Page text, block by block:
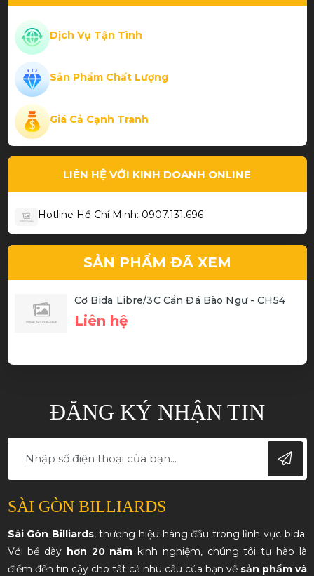
Phạm Thành Hiếu
Cơ bida chất
Dịch Vụ Tận Tình
Sản Phẩm Chất Lượng
Giá Cả Cạnh Tranh
LIÊN HỆ VỚI KINH DOANH ONLINE
Hotline Hồ Chí Minh: 0907.131.696
SẢN PHẨM ĐÃ XEM
Cơ Bida Libre/3C Cẩn Đá Bào Ngư - CH54
Liên hệ
ĐĂNG KÝ NHẬN TIN
SÀI GÒN BILLIARDS
Sài Gòn Billiards, thương hiệu hàng đầu trong lĩnh vực bida.
Với bề dày hơn 20 năm kinh nghiệm, chúng tôi tự hào là
điểm đến tin cậy cho tất cả nhu cầu của bạn về sản phẩm và